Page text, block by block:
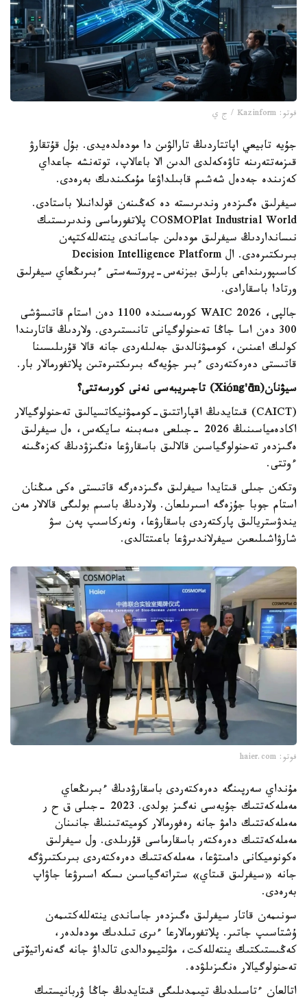
فوتو: Kazinform / ج ي
جۇيە تابيعي اپاتتاردىڭ تارالۋىن دا مودەلدەيدى. بۇل قۇتقارۋ
قىزمەتتەرىنە تاۋەكەلدى الدىن الا باعالاپ، توتەنشە جاعداي
كەزىندە جەدەل شەشىم قابىلداۋعا مۇمكىندىك بەرەدى.
سيفرلىق ەگىزدەر وندىرىستە دە كەڭىنەن قولدانىلا باستادى.
COSMOPlat Industrial World پلاتفورماسى وندىرىستىك
نىسانداردىڭ سيفرلىق مودەلىن جاساندى ينتەللەكتپەن
بىرىكتىرەدى. ال Decision Intelligence Platform
كاسىپورىنداعى بارلىق بيزنەس-پروتسەستى ءبىرىڭعاي سيفرلىق
ورتادا باسقارادى.
جالپى، WAIC 2026 كورمەسىندە 1100 دەن استام قاتىسۋشى
300 دەن اسا جاڭا تەحنولوگيانى تانىستىردى. ولاردىڭ قاتارىندا
كولىك اعىنىن، كوممۋنالدىق جەلىلەردى جانە قالا قۇرىلىسىنا
قاتىستى دەرەكتەردى ءبىر جۇيەگە بىرىكتىرەتىن پلاتفورمالار بار.
سيۋنان(
Xióng'ān
) تاجىريبەسى نەنى كورسەتتى؟
(CAICT) قىتايدىڭ اقپاراتتىق-كوممۋنيكاتسيالىق تەحنولوگيالار
اكادەمياسىنىڭ 2026 -جىلعى ەسەبىنە سايكەس، ەل سيفرلىق
ەگىزدەر تەحنولوگياسىن قالالىق باسقارۋعا ەنگىزۋدىڭ كەزەڭىنە
ءوتتى.
وتكەن جىلى قىتايدا سيفرلىق ەگىزدەرگە قاتىستى ەكى مىڭنان
استام جوبا جۇزەگە اسىرىلعان. ولاردىڭ باسىم بولىگى قالالار مەن
يندۋستريالىق پاركتەردى باسقارۋعا، ونەركاسىپ پەن سۋ
شارۋاشىلىعىن سيفرلاندىرۋعا باعىتتالدى.
فوتو: haier.com
مۇنداي سەرپىنگە دەرەكتەردى باسقارۋدىڭ ءبىرىڭعاي
مەملەكەتتىك جۇيەسى نەگىز بولدى. 2023 -جىلى ق ح ر
مەملەكەتتىك دامۋ جانە رەفورمالار كوميتەتىنىڭ جانىنان
مەملەكەتتىك دەرەكتەر باسقارماسى قۇرىلدى. ول سيفرلىق
ەكونوميكانى دامىتۋعا، مەملەكەتتىك دەرەكتەردى بىرىكتىرۋگە
جانە «سيفرلىق قىتاي» ستراتەگياسىن ىسكە اسىرۋعا جاۋاپ
بەرەدى.
سونىمەن قاتار سيفرلىق ەگىزدەر جاساندى ينتەللەكتىمەن
ۇشتاسىپ جاتىر. پلاتفورمالارعا ءىرى تىلدىك مودەلدەر،
كەڭىستىكتىك ينتەللەكت، مۋلتيمودالدى تالداۋ جانە گەنەراتيۆتى
تەحنولوگيالار ەنگىزىلۋدە.
اتالعان ءتاسىلدىڭ تيىمدىلىگى قىتايدىڭ جاڭا ۋربانيستىك